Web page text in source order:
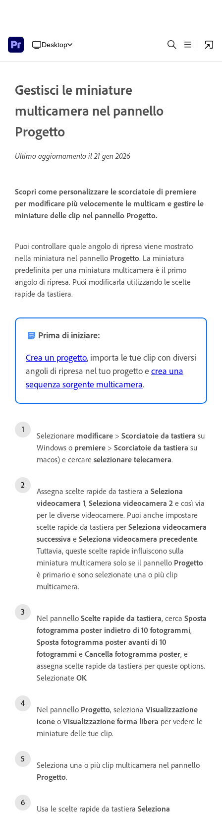
Desktop
Gestisci le miniature
multicamera nel pannello
Progetto
Ultimo aggiornamento il21 gen 2026
Scopri come personalizzare le scorciatoie di premiere
per modificare più velocemente le multicam e gestire le
miniature delle clip nel pannello Progetto.
Puoi controllare quale angolo di ripresa viene mostrato
nella miniatura nel pannello Progetto. La miniatura
predefinita per una miniatura multicamera è il primo
angolo di ripresa. Puoi modificarla utilizzando le scelte
rapide da tastiera.
Prima di iniziare:
Crea un progetto, importa le tue clip con diversi
angoli di ripresa nel tuo progetto e crea una
sequenza sorgente multicamera.
Selezionare modificare > Scorciatoie da tastiera su
Windows o premiere > Scorciatoie da tastiera su
macos) e cercare selezionare telecamera.
Assegna scelte rapide da tastiera a Seleziona
videocamera 1, Seleziona videocamera 2 e così via
per le diverse videocamere. Puoi anche impostare
scelte rapide da tastiera per Seleziona videocamera
successiva e Seleziona videocamera precedente.
Tuttavia, queste scelte rapide influiscono sulla
miniatura multicamera solo se il pannello Progetto
è primario e sono selezionate una o più clip
multicamera.
Nel pannello Scelte rapide da tastiera, cerca Sposta
fotogramma poster indietro di 10 fotogrammi,
Sposta fotogramma poster avanti di 10
fotogrammi e Cancella fotogramma poster, e
assegna scelte rapide da tastiera per queste options.
Selezionate OK.
Nel pannello Progetto, seleziona Visualizzazione
icone o Visualizzazione forma libera per vedere le
miniature delle tue clip.
Seleziona una o più clip multicamera nel pannello
Progetto.
Usa le scelte rapide da tastiera Seleziona